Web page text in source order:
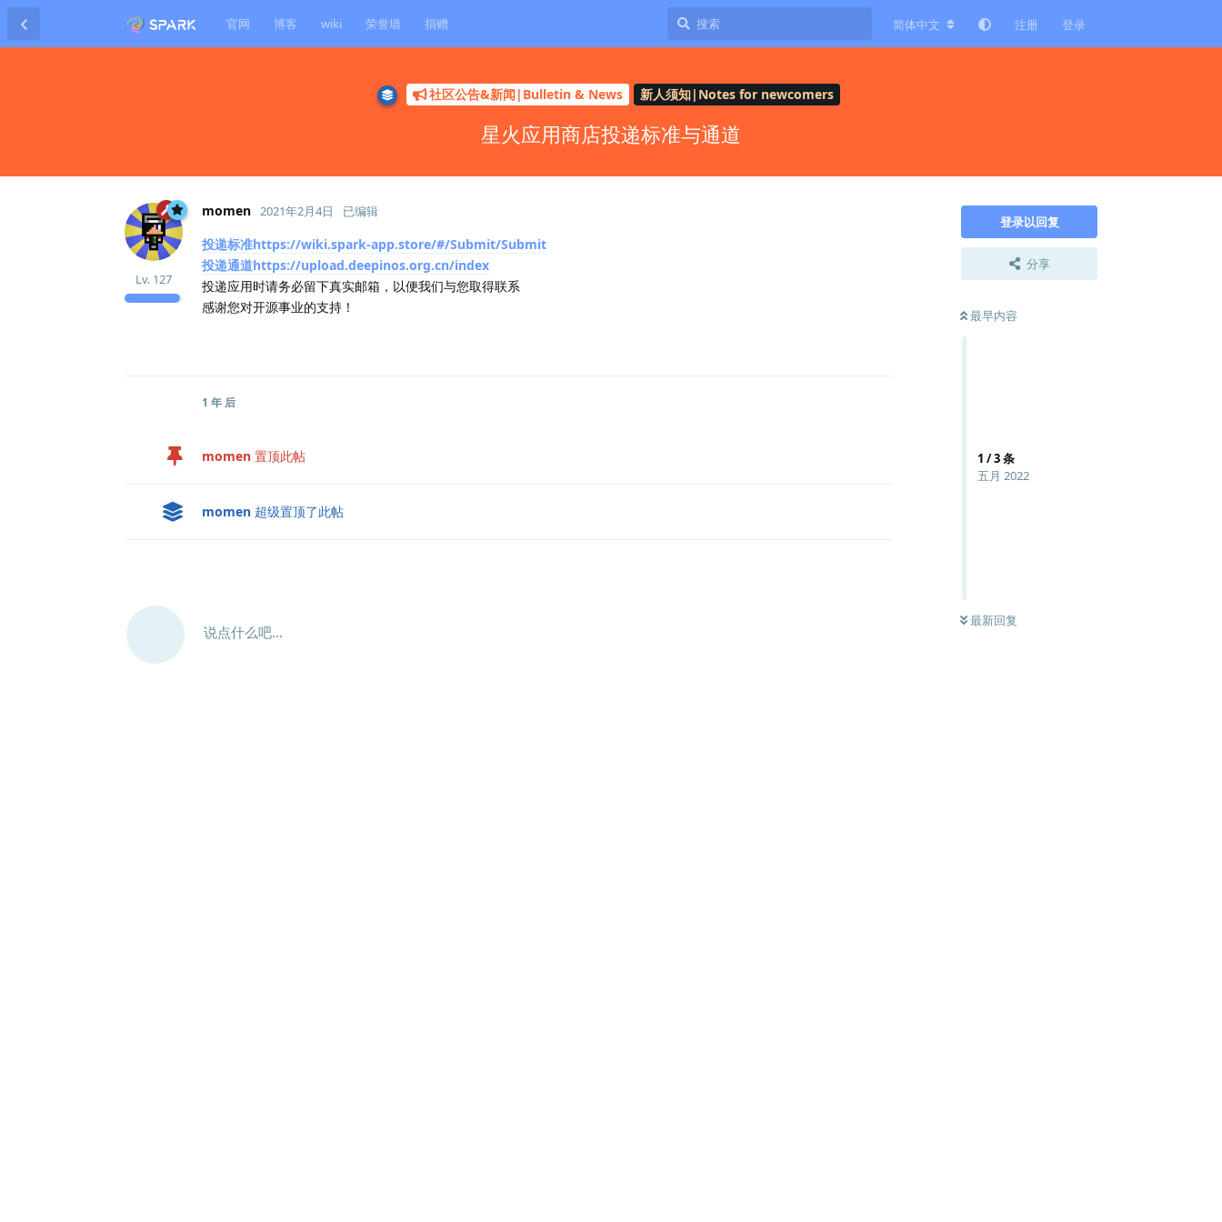
官网 博客 wiki 荣誉墙 捐赠 简体中文 注册 登录
社区公告&新闻|Bulletin & News 新人须知|Notes for newcomers
星火应用商店投递标准与通道
登录以回复
分享
最早内容
1 /3条
五月 2022
最新回复
momen
Lv. 127
2021年2月4日 已编辑
投递标准https://wiki.spark-app.store/#/Submit/Submit
投递通道https://upload.deepinos.org.cn/index
投递应用时请务必留下真实邮箱，以便我们与您取得联系
感谢您对开源事业的支持！
1 年 后
momen 置顶此帖
momen 超级置顶了此帖
说点什么吧...